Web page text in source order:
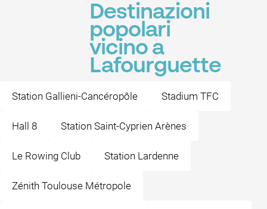
Destinazioni
popolari
vicino a
Lafourguette
Station Gallieni-Cancéropôle Stadium TFC
Hall 8 Station Saint-Cyprien Arènes
Le Rowing Club Station Lardenne
Zénith Toulouse Métropole